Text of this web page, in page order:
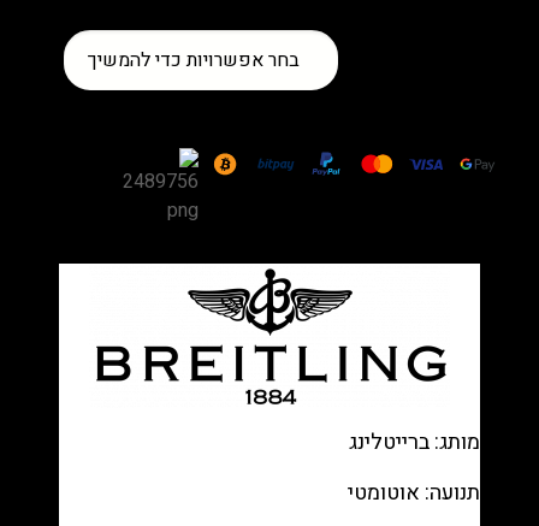
Chronomat
(העתק)
בחר אפשרויות כדי להמשיך
מותג: ברייטלינג
תנועה: אוטומטי